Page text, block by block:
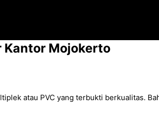
Kantor Mojokerto
atau PVC yang terbukti berkualitas.